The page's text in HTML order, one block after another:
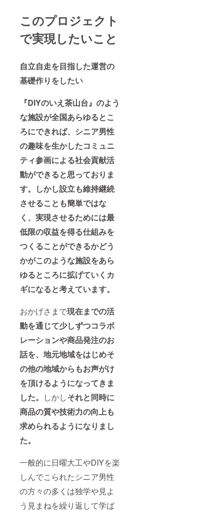
このプロジェクト
で実現したいこと
自立自走を目指した運営の
基礎作りをしたい
『DIYのいえ茶山台』のよう
な施設が全国あらゆるとこ
ろにできれば、シニア男性
の趣味を生かしたコミュニ
ティ参画による社会貢献活
動ができると思っておりま
す。しかし設立も維持継続
させることも簡単ではな
く、実現させるためには最
低限の収益を得る仕組みを
つくることができるかどう
かがこのような施設をあら
ゆるところに拡げていくカ
ギになると考えています。
おかげさまで現在までの活
動を通じて少しずつコラボ
レーションや商品発注のお
話を、地元地域をはじめそ
の他の地域からもお声がけ
を頂けるようになってきま
した。 しかしそれと同時に
商品の質や技術力の向上も
求められるようになりまし
た。
一般的に日曜大工やDIYを楽
しんでこられたシニア男性
の方々の多くは独学や見よ
う見まねを繰り返して学ば